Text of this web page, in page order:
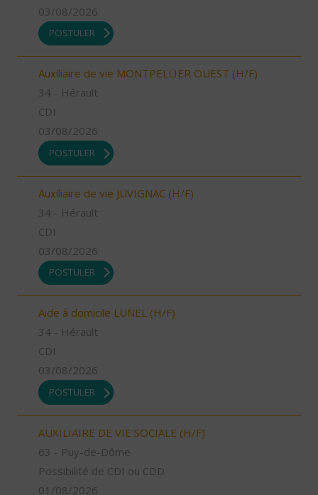
03/08/2026
POSTULER
Auxiliaire de vie MONTPELLIER OUEST (H/F)
34 - Hérault
CDI
03/08/2026
POSTULER
Auxiliaire de vie JUVIGNAC (H/F)
34 - Hérault
CDI
03/08/2026
POSTULER
Aide à domicile LUNEL (H/F)
34 - Hérault
CDI
03/08/2026
POSTULER
AUXILIAIRE DE VIE SOCIALE (H/F)
63 - Puy-de-Dôme
Possibilité de CDI ou CDD
01/08/2026